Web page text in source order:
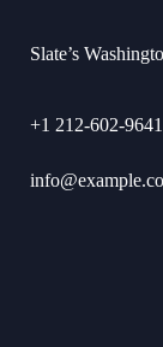
Slate’s
+1 212-602-9641